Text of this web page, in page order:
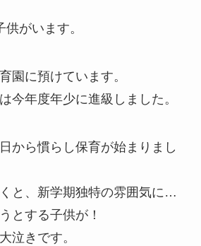
がいます。
園に預けています。
今年度年少に進級しました。
から慣らし保育が始まりまし
と、新学期独特の雰囲気に…
とする子供が！
泣きです。